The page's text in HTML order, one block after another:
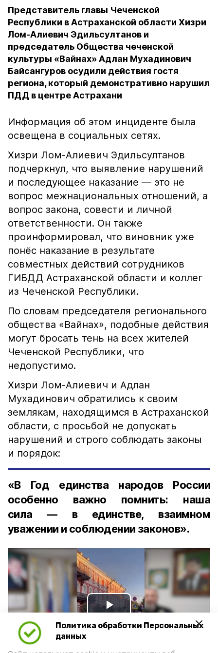
Политика обработки Персональных
данных
Представитель главы Чеченской
Республики в Астраханской области Хизри
Лом-Алиевич Эдильсултанов и
председатель Общества чеченской
культуры «Вайнах» Адлан Мухадинович
Байсангуров осудили действия гостя
региона, который демонстративно нарушил
ПДД в центре Астрахани
Информация об этом инциденте была
освещена в социальных сетях.
Хизри Лом-Алиевич Эдильсултанов
подчеркнул, что выявление нарушений
и последующее наказание — это не
вопрос межнациональных отношений, а
вопрос закона, совести и личной
ответственности. Он также
проинформировал, что виновник уже
понёс наказание в результате
совместных действий сотрудников
ГИБДД Астраханской области и коллег
из Чеченской Республики.
По словам председателя регионального
общества «Вайнах», подобные действия
могут бросать тень на всех жителей
Чеченской Республики, что
недопустимо.
Хизри Лом-Алиевич и Адлан
Мухадинович обратились к своим
землякам, находящимся в Астраханской
области, с просьбой не допускать
нарушений и строго соблюдать законы
и порядок:
«В Год единства народов России
особенно важно помнить: наша
сила — в единстве, взаимном
уважении и соблюдении законов».
Play